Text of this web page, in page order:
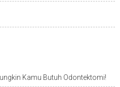
Kamu Butuh Odontektomi!